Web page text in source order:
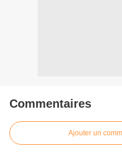
Commentaires
Ajouter un